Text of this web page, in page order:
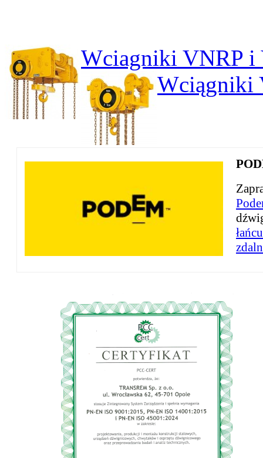
Wciagniki VNRP i
Wciągniki